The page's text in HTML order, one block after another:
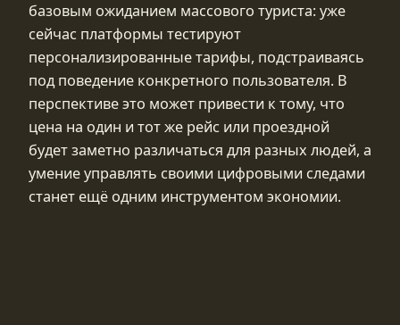
базовым ожиданием массового туриста: уже
сейчас платформы тестируют
персонализированные тарифы, подстраиваясь
под поведение конкретного пользователя. В
перспективе это может привести к тому, что
цена на один и тот же рейс или проездной
будет заметно различаться для разных людей, а
умение управлять своими цифровыми следами
станет ещё одним инструментом экономии.